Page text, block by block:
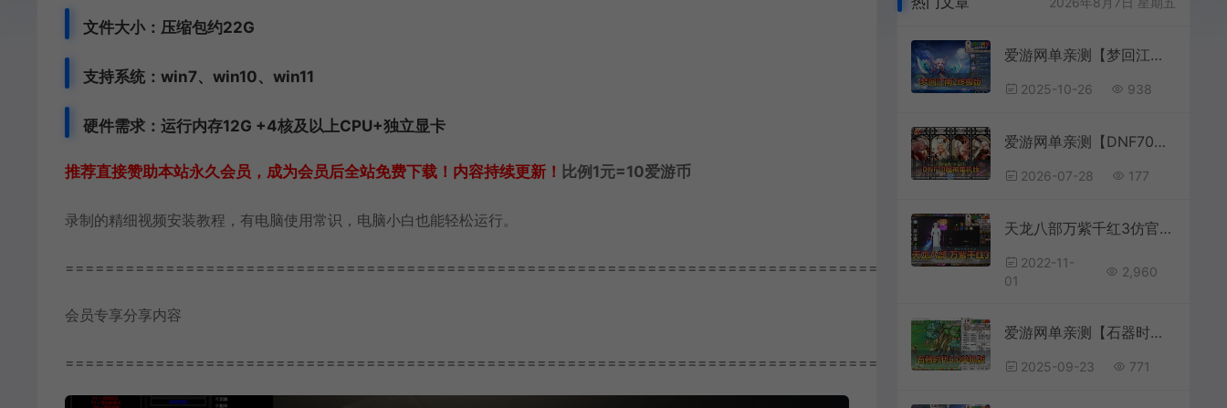
文件大小：压缩包约22G
支持系统：win7、win10、win11
硬件需求：运行内存12G +4核及以上CPU+独立显卡
推荐直接赞助本站永久会员，成为会员后全站免费下载！内容持续更新！ 比例1元=10爱游币
录制的精细视频安装教程，有电脑使用常识，电脑小白也能轻松运行。
===========================================================================================
会员专享分享内容
===========================================================================================
爱游网单亲测【梦回江南2】单机西游梦幻18门派带内辅挂机 助战 战斗锦衣 配套文本攻略 一键启动视频安装教学
2025-10-26 938
爱游网单亲测【DNF70单机版】最新整理超神70微变 魂图 异界 安图恩 四小龙 镶嵌 内辅 异次元护石宝珠 未加密PVF虚拟机一键端 视频安装教学
2026-07-28 177
天龙八部万紫千红3仿官单机版内置GM经典唯美双和客户端虚拟机一键端
2022-11-
01
2,960
爱游网单亲测【石器时代】v6.0商业端改单机怀旧版网游单机配套GM命令 虚拟机一键端 视频安装教学
2025-09-23 771